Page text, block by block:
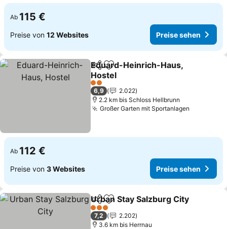
Ab 115 €
Preise von 12 Websites Preise sehen
TeilenZu Favoriten hinzufügen
Eduard-Heinrich-Haus,
Hostel
Preise sehen
2 Sterne
6,9
2.022
2.2 km bis Schloss Hellbrunn
Großer Garten mit Sportanlagen
Ab 112 €
Preise von 3 Websites Preise sehen
TeilenZu Favoriten hinzufügen
Urban Stay Salzburg City
3 Sterne
7,2
2.202
3.6 km bis Herrnau